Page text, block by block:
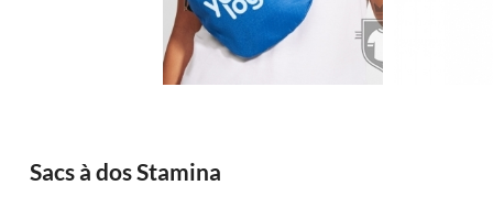
1.11€
Sacs à dos Stamina